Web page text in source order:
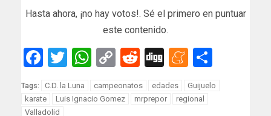
Hasta ahora, ¡no hay votos!. Sé el primero en puntuar
este contenido.
Facebook
Twitter
WhatsApp
Copy
Link
Reddit
Digg
Tags: C.D. la Luna campeonatos edades
Guijuelo
karate
Luis Ignacio Gomez mrprepor
regional
Valladolid